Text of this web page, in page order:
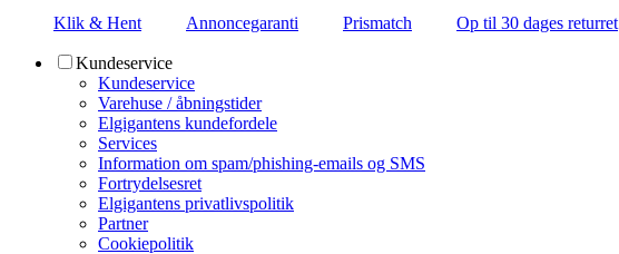
Klik & Hent Annoncegaranti Prismatch Op til 30 dages returret
Kundeservice
Kundeservice
Varehuse / åbningstider
Elgigantens kundefordele
Services
Information om spam/phishing-emails og SMS
Fortrydelsesret
Elgigantens privatlivspolitik
Partner
Cookiepolitik